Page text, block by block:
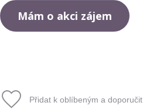
Přidat k oblíbeným a doporučit